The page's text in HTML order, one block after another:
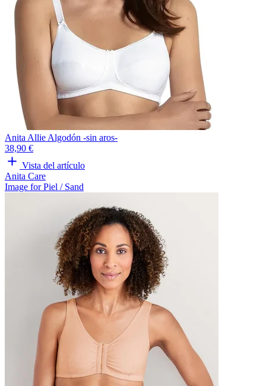
Anita Allie Algodón -sin aros-
38,90 €
Vista del artículo
Anita Care
Image for Piel / Sand